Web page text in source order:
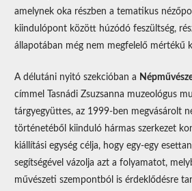
amelynek oka részben a tematikus
kiindulópont között húzódó feszültség,
állapotában még nem megfelelő mértékű
A délutáni nyitó szekcióban a
címmel Tasnádi Zsuzsanna muzeológus
tárgyegyüttes, az 1999-ben megvásárolt
történetéből kiinduló hármas szerkezet
kiállítási egység célja, hogy egy-egy
segítségével vázolja azt a folyamatot,
művészeti szempontból is érdeklődésre